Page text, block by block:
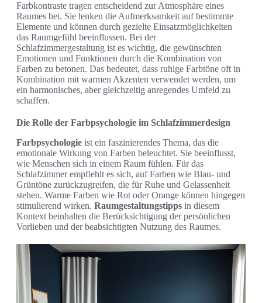
Farbkontraste tragen entscheidend zur Atmosphäre eines
Raumes bei. Sie lenken die Aufmerksamkeit auf bestimmte
Elemente und können durch gezielte Einsatzmöglichkeiten
das Raumgefühl beeinflussen. Bei der
Schlafzimmergestaltung ist es wichtig, die gewünschten
Emotionen und Funktionen durch die Kombination von
Farben zu betonen. Das bedeutet, dass ruhige Farbtöne oft in
Kombination mit warmen Akzenten verwendet werden, um
ein harmonisches, aber gleichzeitig anregendes Umfeld zu
schaffen.
Die Rolle der Farbpsychologie im Schlafzimmerdesign
Farbpsychologie ist ein faszinierendes Thema, das die
emotionale Wirkung von Farben beleuchtet. Sie beeinflusst,
wie Menschen sich in einem Raum fühlen. Für das
Schlafzimmer empfiehlt es sich, auf Farben wie Blau- und
Grüntöne zurückzugreifen, die für Ruhe und Gelassenheit
stehen. Warme Farben wie Rot oder Orange können hingegen
stimulierend wirken. Raumgestaltungstipps in diesem
Kontext beinhalten die Berücksichtigung der persönlichen
Vorlieben und der beabsichtigten Nutzung des Raumes.